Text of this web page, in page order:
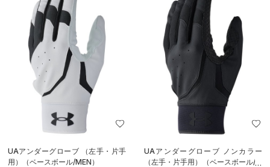
UAアンダーグローブ （左手・片手
用）（ベースボール/MEN）
UAアンダーグローブ ノンカラー
（左手・片手用）（ベースボール/M